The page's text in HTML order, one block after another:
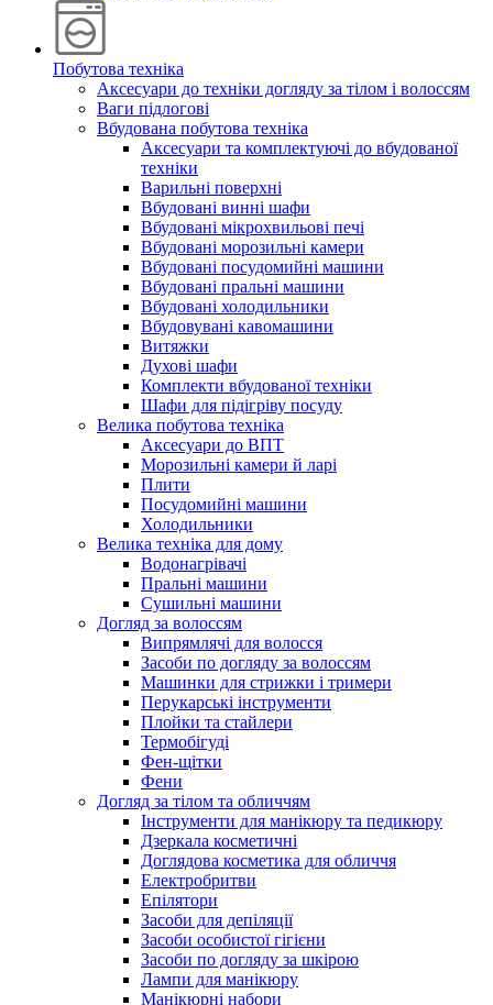
Побутова техніка
Аксесуари до техніки догляду за тілом і волоссям
Ваги підлогові
Вбудована побутова техніка
Аксесуари та комплектуючі до вбудованої
техніки
Варильні поверхні
Вбудовані винні шафи
Вбудовані мікрохвильові печі
Вбудовані морозильні камери
Вбудовані посудомийні машини
Вбудовані пральні машини
Вбудовані холодильники
Вбудовувані кавомашини
Витяжки
Духові шафи
Комплекти вбудованої техніки
Шафи для підігріву посуду
Велика побутова техніка
Аксесуари до ВПТ
Морозильні камери й ларі
Плити
Посудомийні машини
Холодильники
Велика техніка для дому
Водонагрівачі
Пральні машини
Сушильні машини
Догляд за волоссям
Випрямлячі для волосся
Засоби по догляду за волоссям
Машинки для стрижки і тримери
Перукарські інструменти
Плойки та стайлери
Термобігуді
Фен-щітки
Фени
Догляд за тілом та обличчям
Інструменти для манікюру та педикюру
Дзеркала косметичні
Доглядова косметика для обличчя
Електробритви
Епілятори
Засоби для депіляції
Засоби особистої гігієни
Засоби по догляду за шкірою
Лампи для манікюру
Манікюрні набори